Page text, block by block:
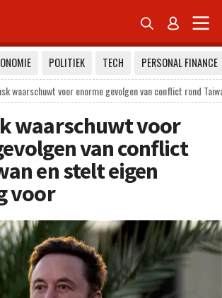
 
POLITIEK TECH
PERSONAL FINANCE
waarschuwt voor enorme gevolgen van conflict rond
waarschuwt voor
van conflict
en stelt eigen
voor